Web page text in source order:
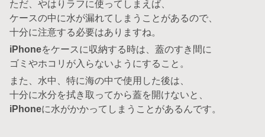
ただ、やはりラフに使ってしまえば、
ケースの中に水が漏れてしまうことがあるので、
十分に注意する必要はありますね。
iPhoneをケースに収納する時は、蓋のすき間に
ゴミやホコリが入らないようにすること。
また、水中、特に海の中で使用した後は、
十分に水分を拭き取ってから蓋を開けないと、
iPhoneに水がかかってしまうことがあるんです。